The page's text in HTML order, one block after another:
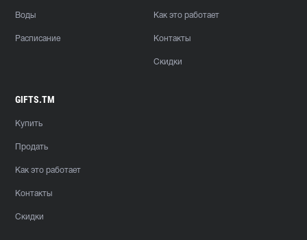
Воды
Расписание
Как это работает
Контакты
Скидки
GIFTS.TM
Купить
Продать
Как это работает
Контакты
Скидки